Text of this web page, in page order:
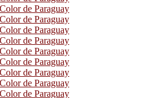
de Paraguay
de Paraguay
de Paraguay
de Paraguay
de Paraguay
de Paraguay
de Paraguay
de Paraguay
de Paraguay